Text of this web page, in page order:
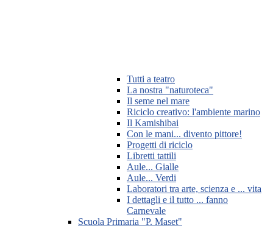
Tutti a teatro
La nostra "naturoteca"
Il seme nel mare
Riciclo creativo: l'ambiente marino
Il Kamishibai
Con le mani... divento pittore!
Progetti di riciclo
Libretti tattili
Aule... Gialle
Aule... Verdi
Laboratori tra arte, scienza e ... vita
I dettagli e il tutto ... fanno
Carnevale
Scuola Primaria "P. Maset"